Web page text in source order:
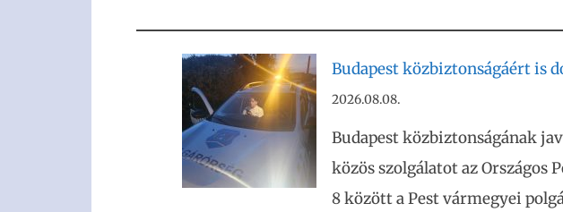
Budapest közbiztonságáért is
2026.08.08.
Budapest közbiztonságának
közös szolgálatot az Országos
8 között a Pest vármegyei